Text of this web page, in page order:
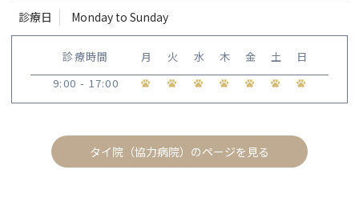
診療日 Monday to Sunday
診療時間 月 火 水 木 金 土
日
9:00 - 17:00
タイ院（協力病院）のページを見る